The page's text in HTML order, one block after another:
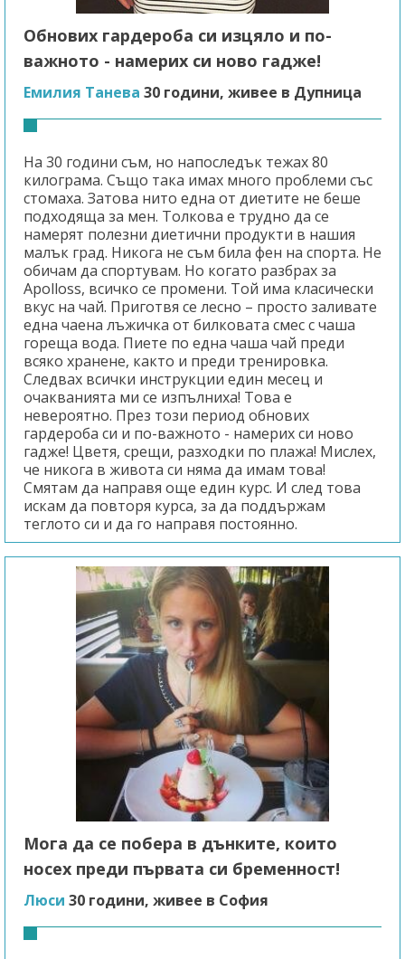
Обнових гардероба си изцяло и по-
важното - намерих си ново гадже!
Емилия Танева 30 години, живее в Дупница
На 30 години съм, но напоследък тежах 80
килограма. Също така имах много проблеми със
стомаха. Затова нито една от диетите не беше
подходяща за мен. Толкова е трудно да се
намерят полезни диетични продукти в нашия
малък град. Никога не съм била фен на спорта. Не
обичам да спортувам. Но когато разбрах за
Apolloss, всичко се промени. Той има класически
вкус на чай. Приготвя се лесно – просто заливате
една чаена лъжичка от билковата смес с чаша
гореща вода. Пиете по една чаша чай преди
всяко хранене, както и преди тренировка.
Следвах всички инструкции един месец и
очакванията ми се изпълниха! Това е
невероятно. През този период обнових
гардероба си и по-важното - намерих си ново
гадже! Цветя, срещи, разходки по плажа! Мислех,
че никога в живота си няма да имам това!
Смятам да направя още един курс. И след това
искам да повторя курса, за да поддържам
теглото си и да го направя постоянно.
Мога да се побера в дънките, които
носех преди първата си бременност!
Люси 30 години, живее в София